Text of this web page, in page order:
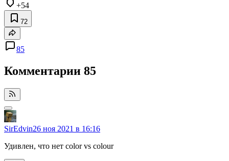
+54
72
85
Комментарии 85
SirEdvin26 ноя 2021 в 16:16
Удивлен, что нет color vs colour